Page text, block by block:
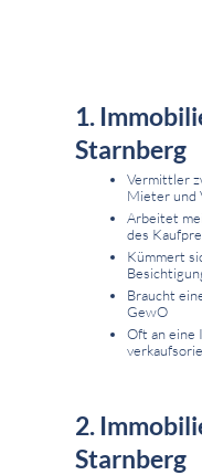
1.
Starnberg
Vermittler
Mieter und
Arbeitet
des
Kümmert
Braucht
GewO
Oft an eine
2.
Starnberg